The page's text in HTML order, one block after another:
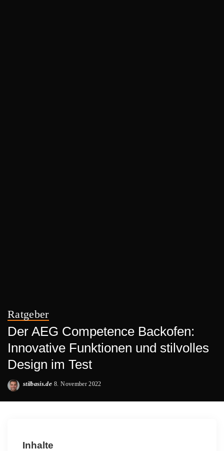
Ratgeber
Der AEG Competence Backofen:
Innovative Funktionen und stilvolles
Design im Test
Posted
stilbasis.de 8. November 2022
Inhalte